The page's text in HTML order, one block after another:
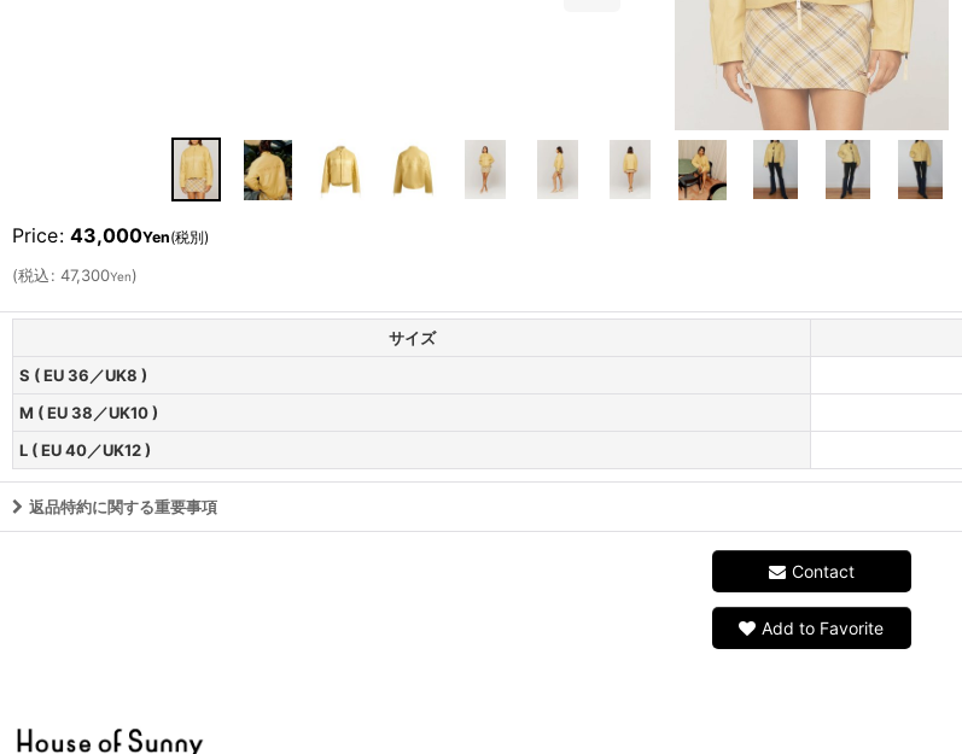
Price: 43,000Yen(税別)
(税込: 47,300Yen)
サイズ
S ( EU 36／UK8 )
M ( EU 38／UK10 )
L ( EU 40／UK12 )
返品特約に関する重要事項
Contact
Add to Favorite